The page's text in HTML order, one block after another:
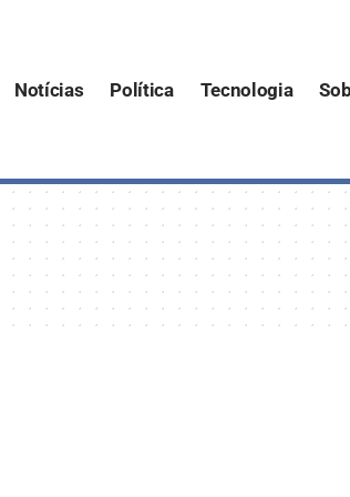
Notícias Política Tecnologia